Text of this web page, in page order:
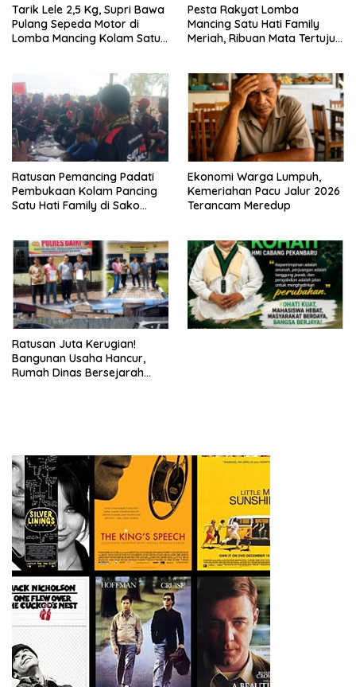
Tarik Lele 2,5 Kg, Supri Bawa
Pulang Sepeda Motor di
Lomba Mancing Kolam Satu
Pesta Rakyat Lomba
Mancing Satu Hati Family
Meriah, Ribuan Mata Tertuju
Ratusan Pemancing Padati
Pembukaan Kolam Pancing
Satu Hati Family di Sako
Ekonomi Warga Lumpuh,
Kemeriahan Pacu Jalur 2026
Terancam Meredup
Ratusan Juta Kerugian!
Bangunan Usaha Hancur,
Rumah Dinas Bersejarah